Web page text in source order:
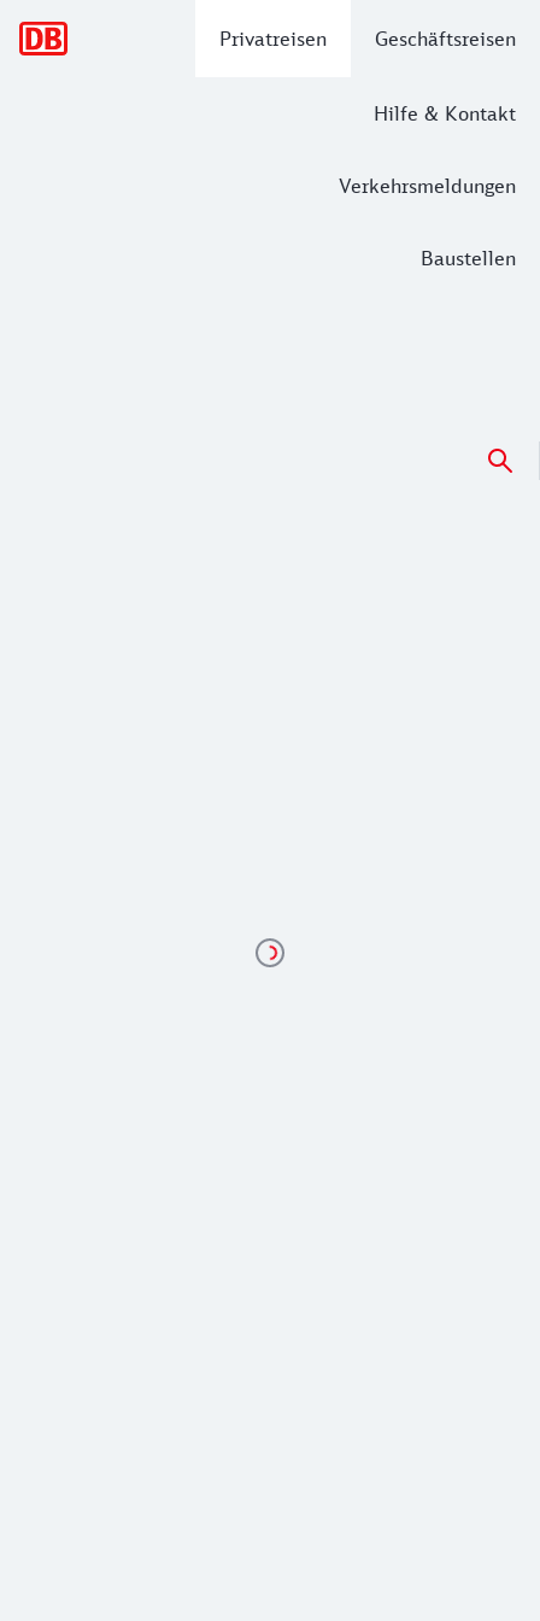
Privatreisen Geschäftsreisen
Hilfe & Kontakt
Verkehrsmeldungen
Baustellen